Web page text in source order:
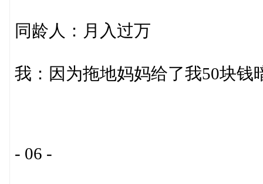
同龄人：月入过万
我：因为拖地妈妈给了我50块钱
- 06 -